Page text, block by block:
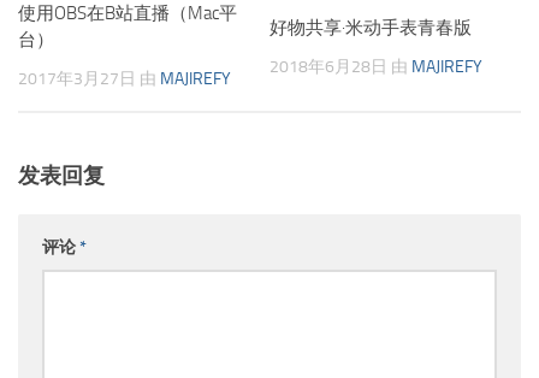
使用OBS在B站直播（Mac平
台）
2017年3月27日 由 MAJIREFY
好物共享·米动手表青春版
2018年6月28日 由 MAJIREFY
发表回复
评论*